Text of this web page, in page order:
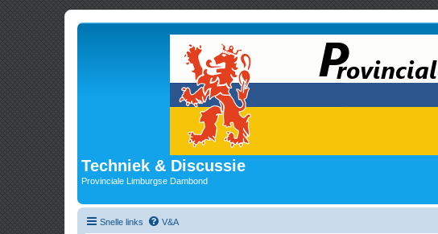
Techniek & Discussie
Provinciale Limburgse Dambond
Snelle links V&A